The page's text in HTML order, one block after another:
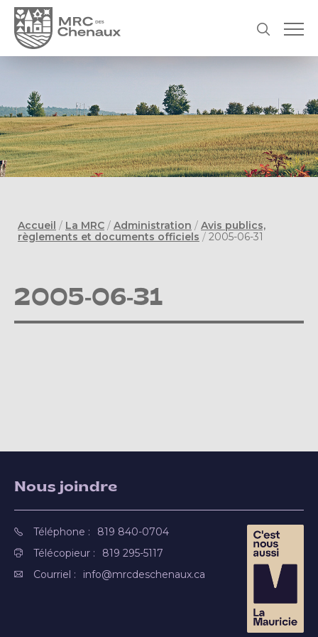
Accueil / La MRC / Administration / Avis publics,
règlements et documents officiels / 2005-06-31
2005-06-31
Nous joindre
Téléphone :
819 840-0704
Télécopieur :
819 295-5117
Courriel :
info@mrcdeschenaux.ca